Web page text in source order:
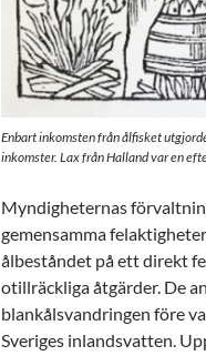
Enbart inkomsten från ålfisket
inkomster. Lax från Halland var en
Myndigheternas
gemensamma
ålbeståndet på ett direkt
otillräckliga åtgärder. De
blankålsvandringen före
Sveriges inlandsvatten.